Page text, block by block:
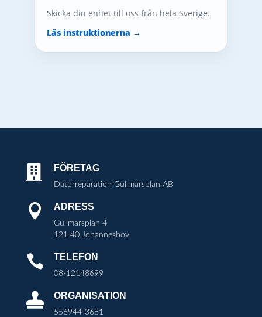
Skicka din enhet till oss från hela Sverige.
Läs instruktionerna →
 FÖRETAG
Datorreparation Gullmarsplan AB
 ADRESS
Gullmarsplan 4
121 40 Johanneshov
 TELEFON
08-12148699
 ORGANISATION
556944-3681